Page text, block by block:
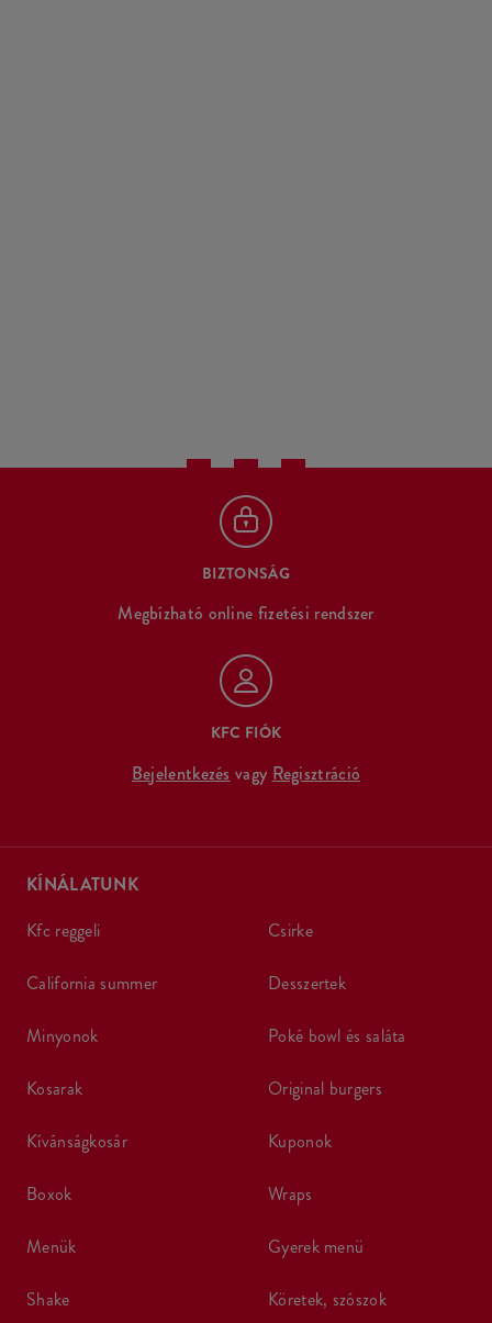
BIZTONSÁG
Megbízható online fizetési rendszer
KFC FIÓK
Bejelentkezés vagy Regisztráció
KÍNÁLATUNK
kfc reggeli
california summer
minyonok
kosarak
kívánságkosár
boxok
menük
shake
csirke
desszertek
poké bowl és saláta
original burgers
kuponok
wraps
gyerek menü
köretek, szószok